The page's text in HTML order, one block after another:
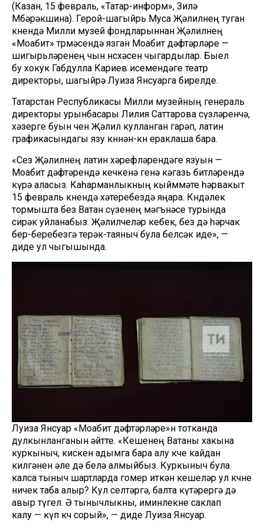
(Казан, 15 февраль, «Татар-информ», Зилә
Мөбәрәкшина). Герой-шагыйрь Муса Җәлилнең туган
көнендә Милли музей фондларыннан Җәлилнең
«Моабит» төрмәсендә язган Моабит дәфтәрләре —
шигырьләренең чын нөсхәсен чыгардылар. Быел
бу хокук Габдулла Кариев исемендәге театр
директоры, шагыйрә Луиза Янсуарга бирелде.
Татарстан Республикасы Милли музейның генераль
директоры урынбасары Лилия Саттарова сүзләренчә,
хәзерге буын өчен Җәлил кулланган гарәп, латин
графикасындагы язу көннән-көн ераклаша бара.
«Сез Җәлилнең латин хәрефләрендәге язуын —
Моабит дәфтәрендә кечкенә генә кәгазь битләрендә
күрә аласыз. Каһарманлыкның кыйммәте һәрвакыт
15 февраль көнендә хәтеребездә яңара. Көндәлек
тормышта без Ватан сүзенең мәгънәсе турында
сирәк уйланабыз. Җәлилчеләр кебек, без дә һәрчак
бер-беребезгә терәк-таяныч була белсәк иде», —
диде ул чыгышында.
Луиза Янсуар «Моабит дәфтәрләре»н тотканда
дулкынланганын әйтте. «Кешенең Ватаны хакына
куркыныч, кискен адымга бара алу көче кайдан
килгәнен әле дә белә алмыйбыз. Куркыныч була
калса тыныч шартларда гомер иткән кешеләр ул көчне
ничек таба алыр? Кул селтәргә, балта күтәрергә дә
авыр түгел. Ә тынычлыкны, иминлекне саклап
калу — күп көч сорый», — диде Луиза Янсуар.